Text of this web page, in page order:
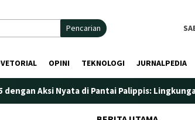
Pencarian
OPINI TEKNOLOGI JURNALPEDIA
di Pantai Palippis: Lingkungan dan